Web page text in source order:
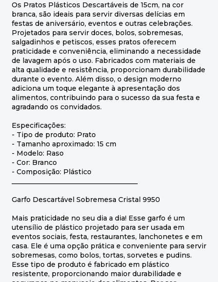
Os Pratos Plásticos Descartáveis de 15cm, na cor
branca, são ideais para servir diversas delícias em
festas de aniversário, eventos e outras celebrações.
Projetados para servir doces, bolos, sobremesas,
salgadinhos e petiscos, esses pratos oferecem
praticidade e conveniência, eliminando a necessidade
de lavagem após o uso. Fabricados com materiais de
alta qualidade e resistência, proporcionam durabilidade
durante o evento. Além disso, o design moderno
adiciona um toque elegante à apresentação dos
alimentos, contribuindo para o sucesso da sua festa e
agradando os convidados.
Especificações:
- Tipo de produto: Prato
- Tamanho aproximado: 15 cm
- Modelo: Raso
- Cor: Branco
- Composição: Plástico
Garfo Descartável Sobremesa Cristal 9950
Mais praticidade no seu dia a dia! Esse garfo é um
utensílio de plástico projetado para ser usada em
eventos sociais, festa, restaurantes, lanchonetes e em
casa. Ele é uma opção prática e conveniente para servir
sobremesas, como bolos, tortas, sorvetes e pudins.
Esse tipo de produto é fabricado em plástico
resistente, proporcionando maior durabilidade e